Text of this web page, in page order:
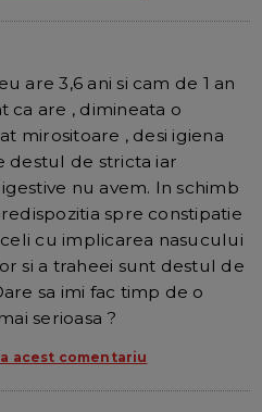
are 3,6 ani si cam de 1 an
ca are , dimineata o
mirositoare , desi igiena
destul de stricta iar
nu avem. In schimb
spre constipatie
cu implicarea nasucului
si a traheei sunt destul de
sa imi fac timp de o
serioasa ?
acest comentariu